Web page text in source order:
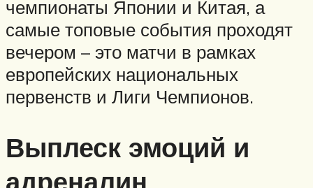
чемпионаты Японии и Китая, а
самые топовые события проходят
вечером – это матчи в рамках
европейских национальных
первенств и Лиги Чемпионов.
Выплеск эмоций и
адреналин